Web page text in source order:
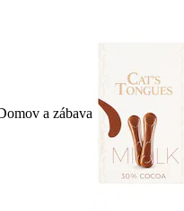
a zábava